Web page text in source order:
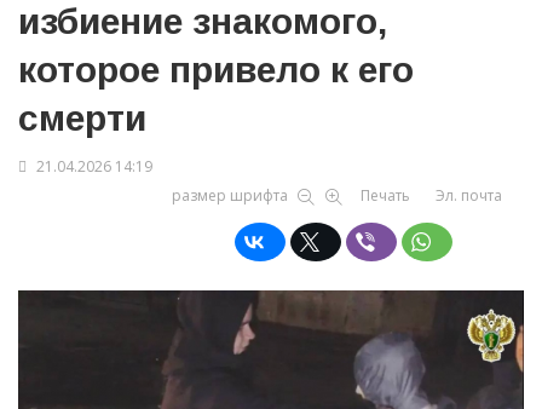
избиение знакомого,
которое привело к его
смерти
21.04.2026 14:19
размер шрифта
Печать Эл. почта